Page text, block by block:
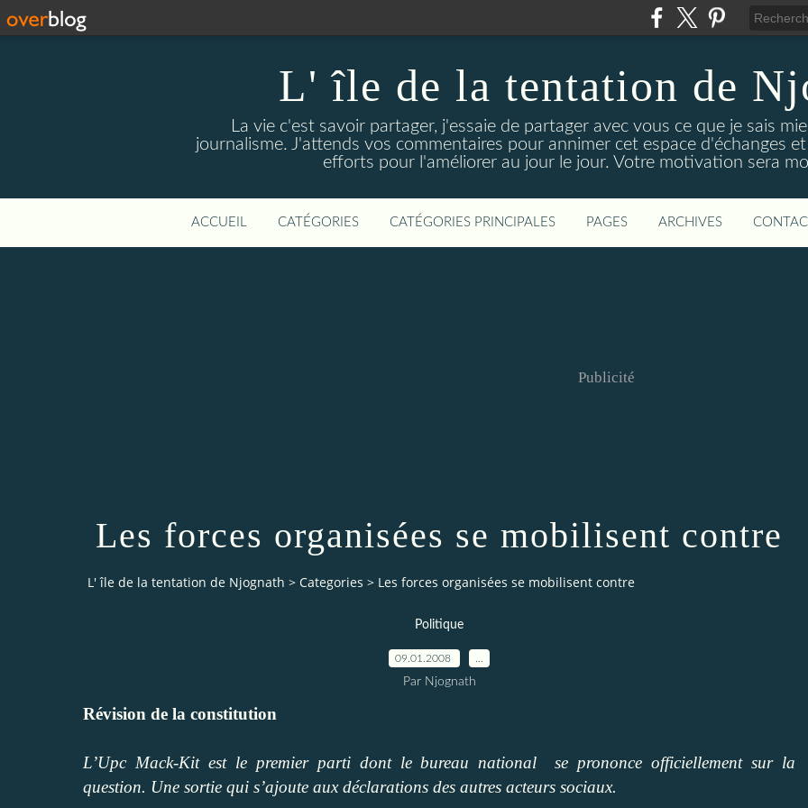
L' île de la tentation de
La vie c'est savoir partager, j'essaie de partager avec vous ce que je sais
journalisme. J'attends vos commentaires pour annimer cet espace d'échanges
efforts pour l'améliorer au jour le jour. Votre motivation sera
ACCUEIL CATÉGORIES CATÉGORIES PRINCIPALES PAGES ARCHIVES
Publicité
Les forces organisées se mobilisent contre
L' île de la tentation de Njognath > Categories > Les forces organisées se mobilisent contre
Politique
09.01.2008
Par Njognath
Révision de la constitution
L’Upc Mack-Kit est le premier parti dont le bureau national
se prononce officiellement sur la
question. Une sortie qui s’ajoute aux déclarations des autres acteurs sociaux.